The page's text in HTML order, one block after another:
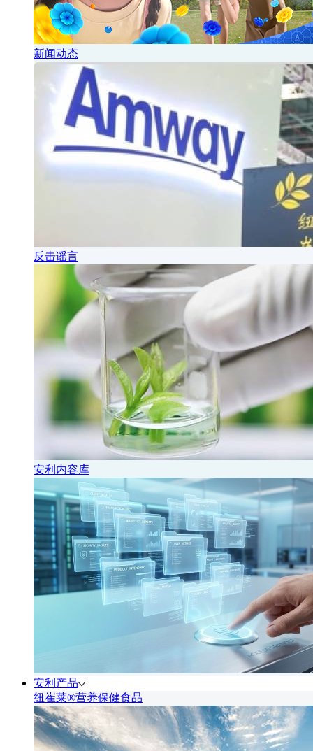
新闻动态
反击谣言
安利内容库
安利产品
纽崔莱®营养保健食品